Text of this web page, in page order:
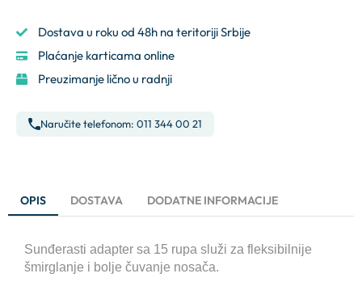
Dostava u roku od 48h na teritoriji Srbije
Plaćanje karticama online
Preuzimanje lično u radnji
Naručite telefonom: 011 344 00 21
OPIS DOSTAVA DODATNE INFORMACIJE
Sunđerasti adapter sa 15 rupa služi za fleksibilnije
šmirglanje i bolje čuvanje nosača.